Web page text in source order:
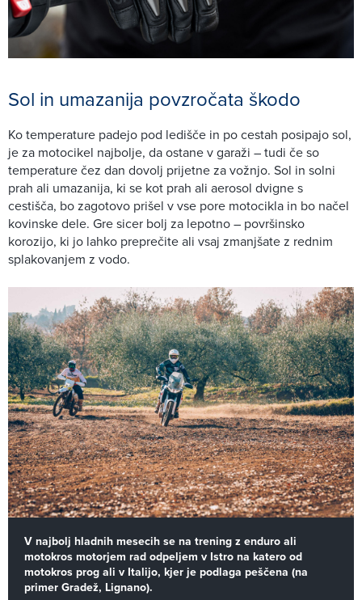
Sol in umazanija povzročata škodo
Ko temperature padejo pod ledišče in po cestah posipajo sol,
je za motocikel najbolje, da ostane v garaži – tudi če so
temperature čez dan dovolj prijetne za vožnjo. Sol in solni
prah ali umazanija, ki se kot prah ali aerosol dvigne s
cestišča, bo zagotovo prišel v vse pore motocikla in bo načel
kovinske dele. Gre sicer bolj za lepotno – površinsko
korozijo, ki jo lahko preprečite ali vsaj zmanjšate z rednim
splakovanjem z vodo.
V najbolj hladnih mesecih se na trening z enduro ali
motokros motorjem rad odpeljem v Istro na katero od
motokros prog ali v Italijo, kjer je podlaga peščena (na
primer Gradež, Lignano).